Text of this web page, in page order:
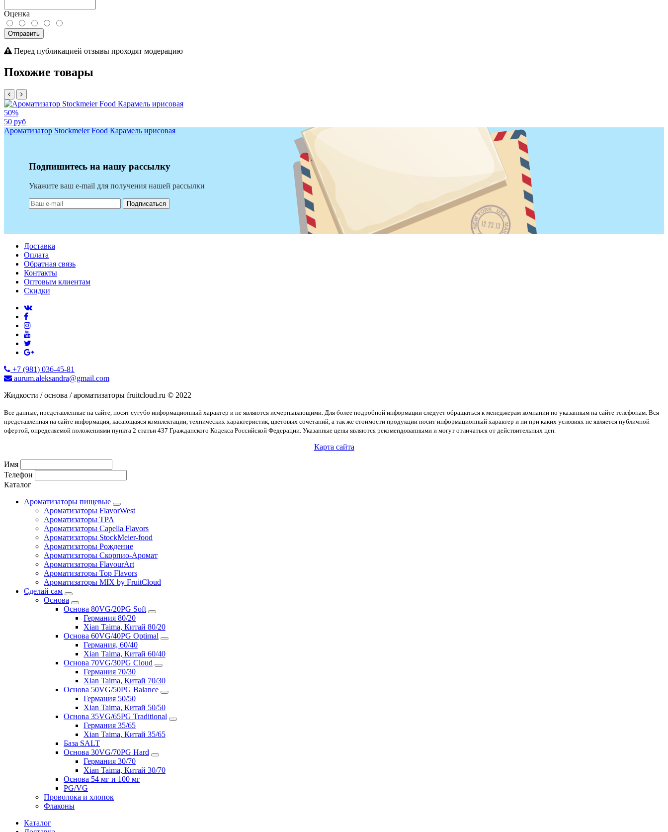
Оценка
Отправить
Перед публикацией отзывы проходят модерацию
Похожие товары
50%
50 руб
Ароматизатор Stockmeier Food Карамель ирисовая
Подпишитесь на нашу рассылку
Укажите ваш e-mail для получения нашей рассылки
Подписаться
Доставка
Оплата
Обратная связь
Контакты
Оптовым клиентам
Скидки
+7 (981) 036-45-81
aurum.aleksandra@gmail.com
Жидкости / основа / ароматизаторы fruitcloud.ru © 2022
Все данные, представленные на сайте, носят сугубо информационный характер и не являются исчерпывающими. Для более подробной информации следует обращаться к менеджерам компании по указанным на сайте телефонам. Вся
представленная на сайте информация, касающаяся комплектации, технических характеристик, цветовых сочетаний, а так же стоимости продукции носит информационный характер и ни при каких условиях не является публичной
офертой, определяемой положениями пункта 2 статьи 437 Гражданского Кодекса Российской Федерации. Указанные цены являются рекомендованными и могут отличаться от действительных цен.
Карта сайта
Имя
Телефон
Каталог
Ароматизаторы пищевые
Ароматизаторы FlavorWest
Ароматизаторы TPA
Ароматизаторы Capella Flavors
Ароматизаторы StockMeier-food
Ароматизаторы Рождение
Ароматизаторы Скорпио-Аромат
Ароматизаторы FlavourArt
Ароматизаторы Top Flavors
Ароматизаторы MIX by FruitCloud
Сделай сам
Основа
Основа 80VG/20PG Soft
Германия 80/20
Xian Taima, Китай 80/20
Основа 60VG/40PG Optimal
Германия, 60/40
Xian Taima, Китай 60/40
Основа 70VG/30PG Cloud
Германия 70/30
Xian Taima, Китай 70/30
Основа 50VG/50PG Balance
Германия 50/50
Xian Taima, Китай 50/50
Основа 35VG/65PG Traditional
Германия 35/65
Xian Taima, Китай 35/65
База SALT
Основа 30VG/70PG Hard
Германия 30/70
Xian Taima, Китай 30/70
Основа 54 мг и 100 мг
PG/VG
Проволока и хлопок
Флаконы
Каталог